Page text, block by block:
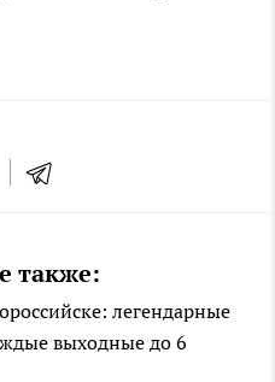
также:
легендарные
выходные до 6